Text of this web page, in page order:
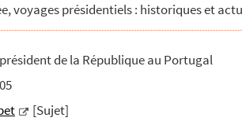
voyages présidentiels : historiques et
de la République au Portugal
[Sujet]